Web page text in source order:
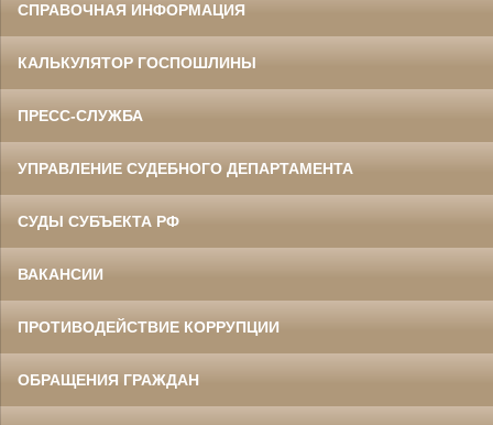
СПРАВОЧНАЯ ИНФОРМАЦИЯ
КАЛЬКУЛЯТОР ГОСПОШЛИНЫ
ПРЕСС-СЛУЖБА
УПРАВЛЕНИЕ СУДЕБНОГО ДЕПАРТАМЕНТА
СУДЫ СУБЪЕКТА РФ
ВАКАНСИИ
ПРОТИВОДЕЙСТВИЕ КОРРУПЦИИ
ОБРАЩЕНИЯ ГРАЖДАН